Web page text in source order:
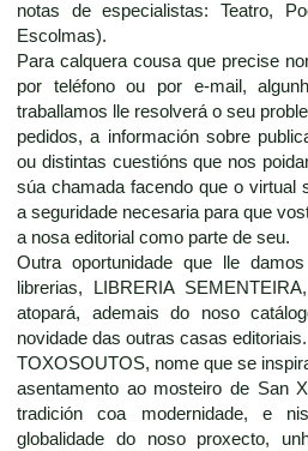
notas de especialistas: Teatro,
Escolmas).
Para calquera cousa que precise
por teléfono ou por e-mail,
traballamos lle resolverá o seu
pedidos, a información sobre
ou distintas cuestións que nos
súa chamada facendo que o virtual
a seguridade necesaria para que
a nosa editorial como parte de seu.
Outra oportunidade que lle
librerias, LIBRERIA
atopará, ademais do noso
novidade das outras casas editoriais.
TOXOSOUTOS, nome que se
asentamento ao mosteiro de San
tradición coa modernidade, e
globalidade do noso proxecto,